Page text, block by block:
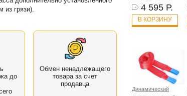
из грязи).
до
Обмен ненадлежащего
товара за счет
продавца
4 595 Р.
В КОРЗИНУ
Динамический